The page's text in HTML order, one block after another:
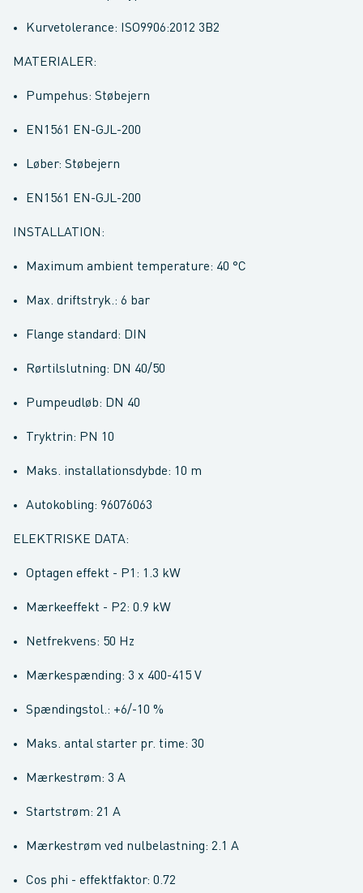
Kurvetolerance: ISO9906:2012 3B2
MATERIALER:
Pumpehus: Støbejern
EN1561 EN-GJL-200
Løber: Støbejern
EN1561 EN-GJL-200
INSTALLATION:
Maximum ambient temperature: 40 °C
Max. driftstryk.: 6 bar
Flange standard: DIN
Rørtilslutning: DN 40/50
Pumpeudløb: DN 40
Tryktrin: PN 10
Maks. installationsdybde: 10 m
Autokobling: 96076063
ELEKTRISKE DATA:
Optagen effekt - P1: 1.3 kW
Mærkeeffekt - P2: 0.9 kW
Netfrekvens: 50 Hz
Mærkespænding: 3 x 400-415 V
Spændingstol.: +6/-10 %
Maks. antal starter pr. time: 30
Mærkestrøm: 3 A
Startstrøm: 21 A
Mærkestrøm ved nulbelastning: 2.1 A
Cos phi - effektfaktor: 0.72